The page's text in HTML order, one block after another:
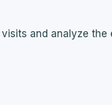
and analyze